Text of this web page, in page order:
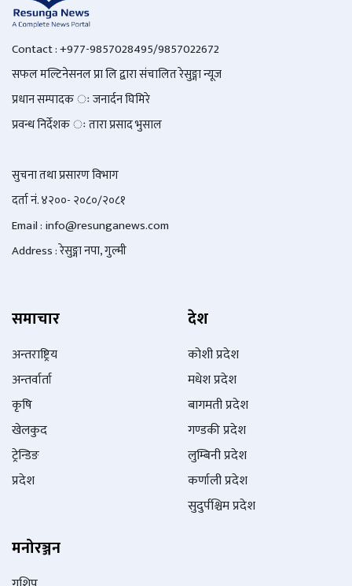
Contact : +977-9857028495/9857022672
सफल मल्टिनेसनल प्रा लि द्वारा संचालित रेसुङ्गा न्यूज
प्रधान सम्पादक ः जनार्दन घिमिरे
प्रवन्ध निर्देशक ः तारा प्रसाद भुसाल
सुचना तथा प्रसारण विभाग
दर्ता नं. ४२००- २०८०/२०८१
Email : info@resunganews.com
Address : रेसुङ्गा नपा, गुल्मी
समाचार
अन्तराष्ट्रिय
अन्तर्वार्ता
कृषि
खेलकुद
ट्रेन्डिङ
प्रदेश
देश
कोशी प्रदेश
मधेश प्रदेश
बागमती प्रदेश
गण्डकी प्रदेश
लुम्बिनी प्रदेश
कर्णाली प्रदेश
सुदुर्पश्चिम प्रदेश
मनोरञ्जन